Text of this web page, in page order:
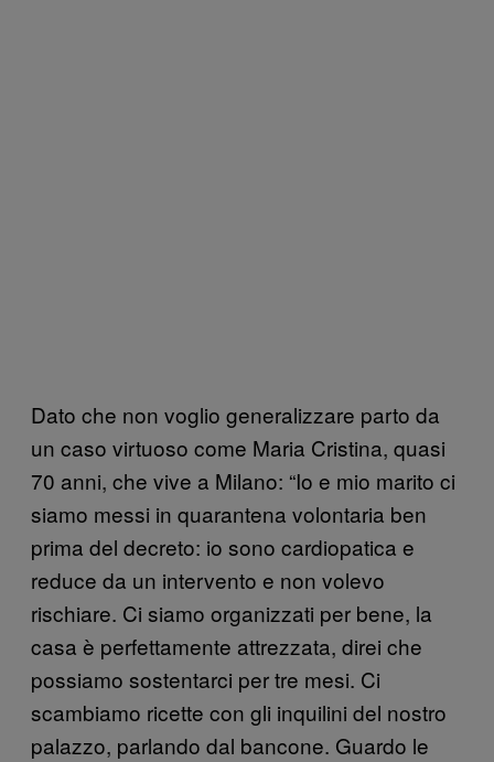
Dato che non voglio generalizzare parto da
un caso virtuoso come Maria Cristina, quasi
70 anni, che vive a Milano: “Io e mio marito ci
siamo messi in quarantena volontaria ben
prima del decreto: io sono cardiopatica e
reduce da un intervento e non volevo
rischiare. Ci siamo organizzati per bene, la
casa è perfettamente attrezzata, direi che
possiamo sostentarci per tre mesi. Ci
scambiamo ricette con gli inquilini del nostro
palazzo, parlando dal bancone. Guardo le